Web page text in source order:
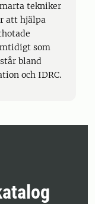
tekniker
att hjälpa
som
bland
och IDRC.